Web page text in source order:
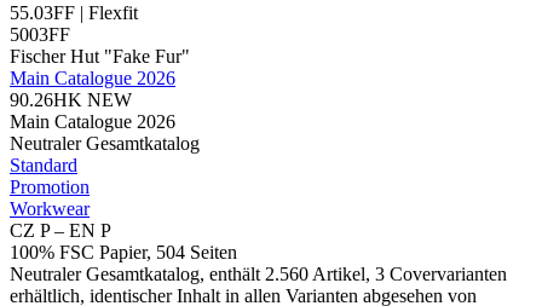
55.03FF | Flexfit
5003FF
Fischer Hut "Fake Fur"
Main Catalogue 2026
90.26HK NEW
Main Catalogue 2026
Neutraler Gesamtkatalog
Standard
Promotion
Workwear
CZ P – EN P
100% FSC Papier, 504 Seiten
Neutraler Gesamtkatalog, enthält 2.560 Artikel, 3 Covervarianten
erhältlich, identischer Inhalt in allen Varianten abgesehen von